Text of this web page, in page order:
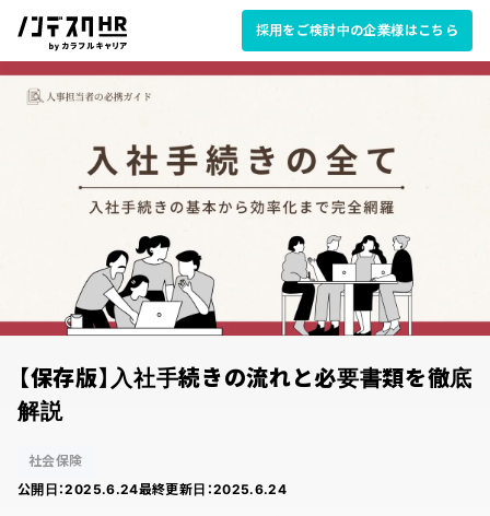
採用をご検討中の企業様はこちら
【保存版】入社手続きの流れと必要書類を徹底
解説
社会保険
公開日：2025.6.24最終更新日：2025.6.24